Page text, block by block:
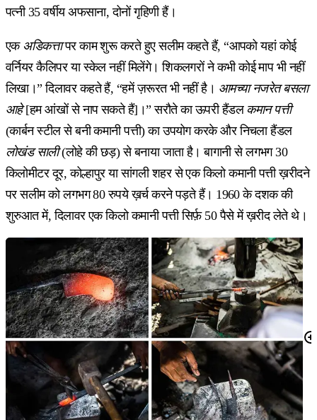
पत्नी 35 वर्षीय अफसाना, दोनों गृहिणी हैं।
एक अडिकत्तापर काम शुरू करते हुए सलीम कहते हैं, “आपको यहां कोई
वर्नियर कैलिपर या स्केल नहीं मिलेंगे। शिकलगरों ने कभी कोई माप भी नहीं
लिखा।” दिलावर कहते हैं, “हमें ज़रूरत भी नहीं है। आमच्या नजरेत बसला
आहे[हम आंखों से नाप सकते हैं]।” सरौते का ऊपरी हैंडल कमान पत्ती
(कार्बन स्टील से बनी कमानी पत्ती) का उपयोग करके और निचला हैंडल
लोखंड साली(लोहे की छड़) से बनाया जाता है। बागानी से लगभग 30
किलोमीटर दूर, कोल्हापुर या सांगली शहर से एक किलो कमानी पत्ती ख़रीदने
पर सलीम को लगभग 80 रुपये ख़र्च करने पड़ते हैं। 1960 के दशक की
शुरुआत में, दिलावर एक किलो कमानी पत्ती सिर्फ़ 50 पैसे में ख़रीद लेते थे।